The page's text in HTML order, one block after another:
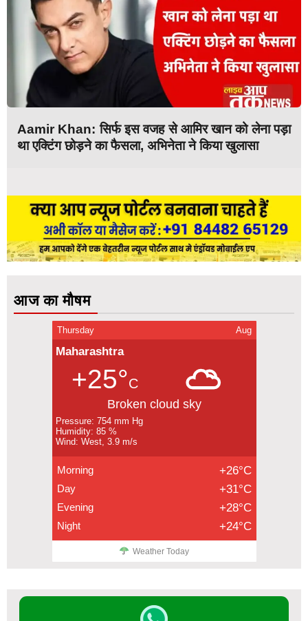
Aamir Khan: सिर्फ इस वजह से आमिर खान को लेना पड़ा
था एक्टिंग छोड़ने का फैसला, अभिनेता ने किया खुलासा
आज का मौषम
Thursday Aug
Maharashtra
+25°C
Broken cloud sky
Pressure: 754 mm Hg
Humidity: 85 %
Wind: West, 3.9 m/s
Morning +26°C
Day +31°C
Evening +28°C
Night +24°C
Weather Today